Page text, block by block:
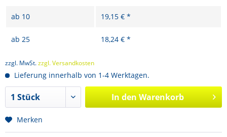
ab 10 19,15 € *
ab 25 18,24 € *
zzgl. MwSt.zzgl. Versandkosten
Lieferung innerhalb von 1-4 Werktagen.
In den Warenkorb
Merken